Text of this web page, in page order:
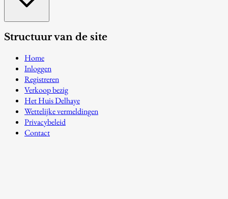
Structuur van de site
Home
Inloggen
Registreren
Verkoop bezig
Het Huis Delhaye
Wettelijke vermeldingen
Privacybeleid
Contact